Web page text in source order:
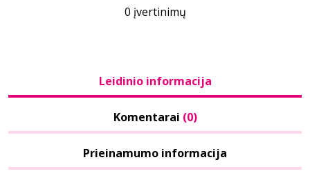
0 įvertinimų
Leidinio informacija
Komentarai (0)
Prieinamumo informacija